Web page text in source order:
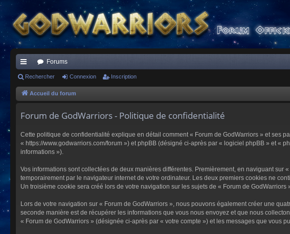
ac
co
s
Forums
Rechercher Connexion Inscription
Accueil du forum
Forum de GodWarriors - Politique de confidentialité
Cette politique de confidentialité explique en détail comment « Forum de GodWarriors » et ses
« https://www.godwarriors.com/forum ») et phpBB (désigné ci-après par « logiciel phpBB » et «
informations »).
Vos informations sont collectées de deux manières différentes. Premièrement, en naviguant
temporairement par le navigateur internet de votre ordinateur. Les deux premiers cookies ne
Un troisième cookie sera créé lors de votre navigation sur les sujets de « Forum de
Lors de votre navigation sur « Forum de GodWarriors », nous pouvons également créer une
seconde manière est de récupérer les informations que vous nous envoyez et que nous
« Forum de GodWarriors » (désignée ci-après par « votre compte ») et les messages que vous